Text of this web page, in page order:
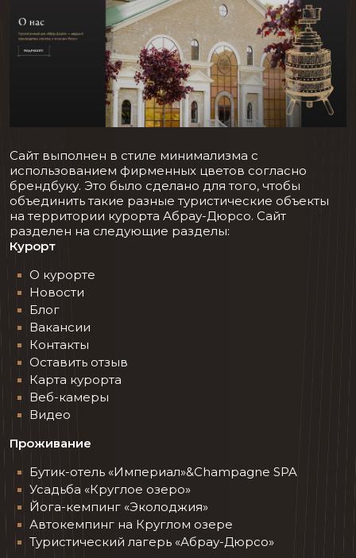
Сайт выполнен в стиле минимализма с
использованием фирменных цветов согласно
брендбуку. Это было сделано для того, чтобы
объединить такие разные туристические объекты
на территории курорта Абрау-Дюрсо. Сайт
разделен на следующие разделы:
Курорт
О курорте
Новости
Блог
Вакансии
Контакты
Оставить отзыв
Карта курорта
Веб-камеры
Видео
Проживание
Бутик-отель «Империал»&Champagne SPA
Усадьба «Круглое озеро»
Йога-кемпинг «Эколоджия»
Автокемпинг на Круглом озере
Туристический лагерь «Абрау-Дюрсо»